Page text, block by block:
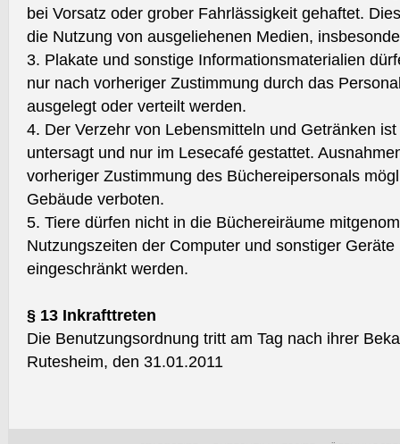
bei Vorsatz oder grober Fahrlässigkeit gehaftet.
die Nutzung von ausgeliehenen Medien,
3. Plakate und sonstige Informationsmaterialien
nur nach vorheriger Zustimmung durch das
ausgelegt oder verteilt werden.
4. Der Verzehr von Lebensmitteln und Getränken
untersagt und nur im Lesecafé gestattet.
vorheriger Zustimmung des Büchereipersonals
Gebäude verboten.
5. Tiere dürfen nicht in die Büchereiräume
Nutzungszeiten der Computer und sonstiger
eingeschränkt werden.
§ 13 Inkrafttreten
Die Benutzungsordnung tritt am Tag nach ihrer
Rutesheim, den 31.01.2011